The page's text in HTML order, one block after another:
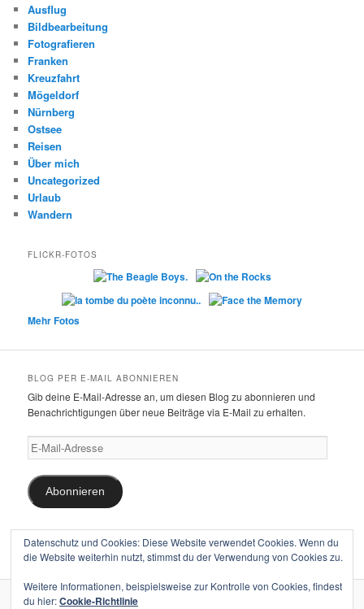
Ausflug
Bildbearbeitung
Fotografieren
Franken
Kreuzfahrt
Mögeldorf
Nürnberg
Ostsee
Reisen
Über mich
Uncategorized
Urlaub
Wandern
FLICKR-FOTOS
Mehr Fotos
BLOG PER E-MAIL ABONNIEREN
Gib deine E-Mail-Adresse an, um diesen Blog zu abonnieren und
Benachrichtigungen über neue Beiträge via E-Mail zu erhalten.
E-
Mail-
Adresse
Abonnieren
Schließe dich 11 anderen Abonnenten an
Datenschutz und Cookies: Diese Website verwendet Cookies. Wenn du
die Website weiterhin nutzt, stimmst du der Verwendung von Cookies zu.
Weitere Informationen, beispielsweise zur Kontrolle von Cookies, findest
du hier:Cookie-Richtlinie